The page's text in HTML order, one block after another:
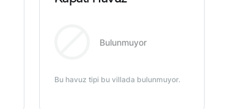
Bulunmuyor
Bu havuz tipi bu villada bulunmuyor.